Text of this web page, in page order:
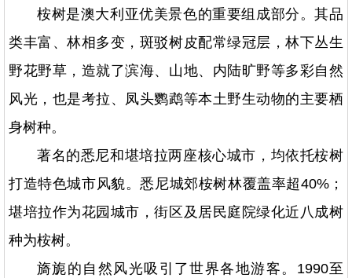
桉树是澳大利亚优美景色的重要组成部分。其品
类丰富、林相多变，斑驳树皮配常绿冠层，林下丛生
野花野草，造就了滨海、山地、内陆旷野等多彩自然
风光，也是考拉、凤头鹦鹉等本土野生动物的主要栖
身树种。
著名的悉尼和堪培拉两座核心城市，均依托桉树
打造特色城市风貌。悉尼城郊桉树林覆盖率超40%；
堪培拉作为花园城市，街区及居民庭院绿化近八成树
种为桉树。
旖旎的自然风光吸引了世界各地游客。1990至